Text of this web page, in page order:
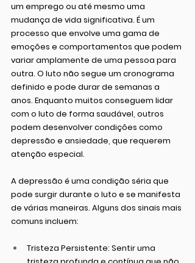
um emprego ou até mesmo uma
mudança de vida significativa. É um
processo que envolve uma gama de
emoções e comportamentos que podem
variar amplamente de uma pessoa para
outra. O luto não segue um cronograma
definido e pode durar de semanas a
anos. Enquanto muitos conseguem lidar
com o luto de forma saudável, outros
podem desenvolver condições como
depressão e ansiedade, que requerem
atenção especial.
A depressão é uma condição séria que
pode surgir durante o luto e se manifesta
de várias maneiras. Alguns dos sinais mais
comuns incluem:
Tristeza Persistente: Sentir uma